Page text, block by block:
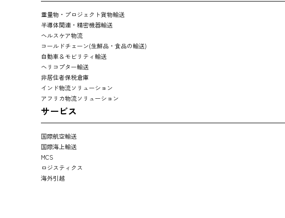
重量物・プロジェクト貨物輸送
半導体関連・精密機器輸送
ヘルスケア物流
コールドチェーン(生鮮品・食品の輸送)
自動車＆モビリティ輸送
ヘリコプター輸送
非居住者保税倉庫
インド物流ソリューション
アフリカ物流ソリューション
サービス
国際航空輸送
国際海上輸送
MCS
ロジスティクス
海外引越